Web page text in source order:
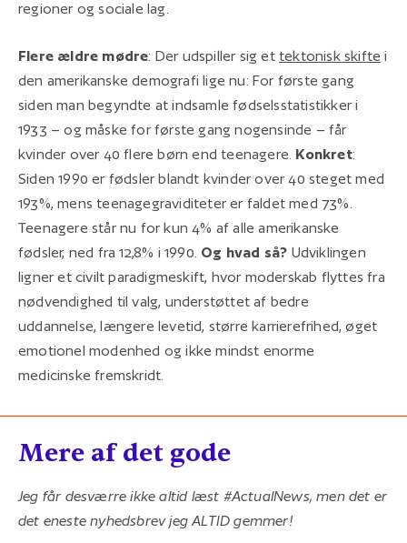
regioner og sociale lag.
Flere ældre mødre: Der udspiller sig ettektonisk skifte i
den amerikanske demografi lige nu: For første gang
siden man begyndte at indsamle fødselsstatistikker i
1933 – og måske for første gang nogensinde – får
kvinder over 40 flere børn end teenagere. Konkret:
Siden 1990 er fødsler blandt kvinder over 40 steget med
193%, mens teenagegraviditeter er faldet med 73%.
Teenagere står nu for kun 4% af alle amerikanske
fødsler, ned fra 12,8% i 1990. Og hvad så? Udviklingen
ligner et civilt paradigmeskift, hvor moderskab flyttes fra
nødvendighed til valg, understøttet af bedre
uddannelse, længere levetid, større karrierefrihed, øget
emotionel modenhed og ikke mindst enorme
medicinske fremskridt.
Mere af det gode
Jeg får desværre ikke altid læst #ActualNews, men det er
det eneste nyhedsbrev jeg ALTID gemmer!